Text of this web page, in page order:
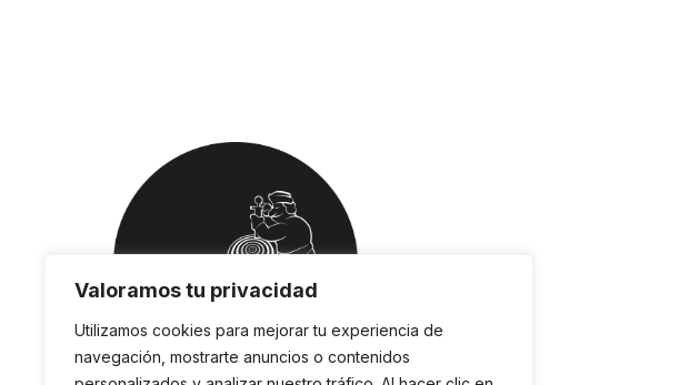
Valoramos tu privacidad
Utilizamos cookies para mejorar tu experiencia de
navegación, mostrarte anuncios o contenidos